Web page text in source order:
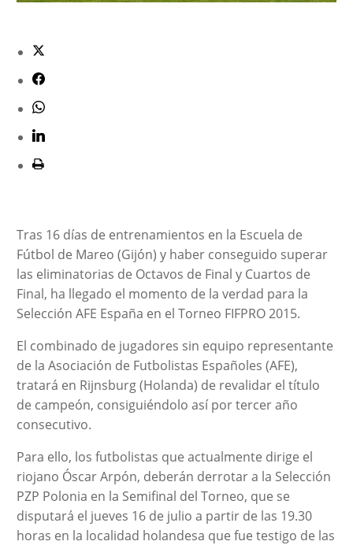
Tras 16 días de entrenamientos en la Escuela de
Fútbol de Mareo (Gijón) y haber conseguido superar
las eliminatorias de Octavos de Final y Cuartos de
Final, ha llegado el momento de la verdad para la
Selección AFE España en el Torneo FIFPRO 2015.
El combinado de jugadores sin equipo representante
de la Asociación de Futbolistas Españoles (AFE),
tratará en Rijnsburg (Holanda) de revalidar el título
de campeón, consiguiéndolo así por tercer año
consecutivo.
Para ello, los futbolistas que actualmente dirige el
riojano Óscar Arpón, deberán derrotar a la Selección
PZP Polonia en la Semifinal del Torneo, que se
disputará el jueves 16 de julio a partir de las 19.30
horas en la localidad holandesa que fue testigo de las